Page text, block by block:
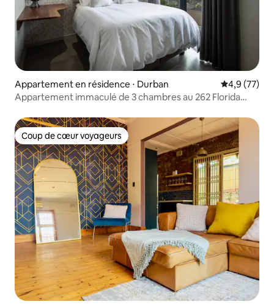
Appartement en résidence ⋅ Durban Évaluation
4,9 (77)
Appartement immaculé de 3 chambres au 262 Florida
Coup de cœur voyageurs
Coup de cœur voyageurs